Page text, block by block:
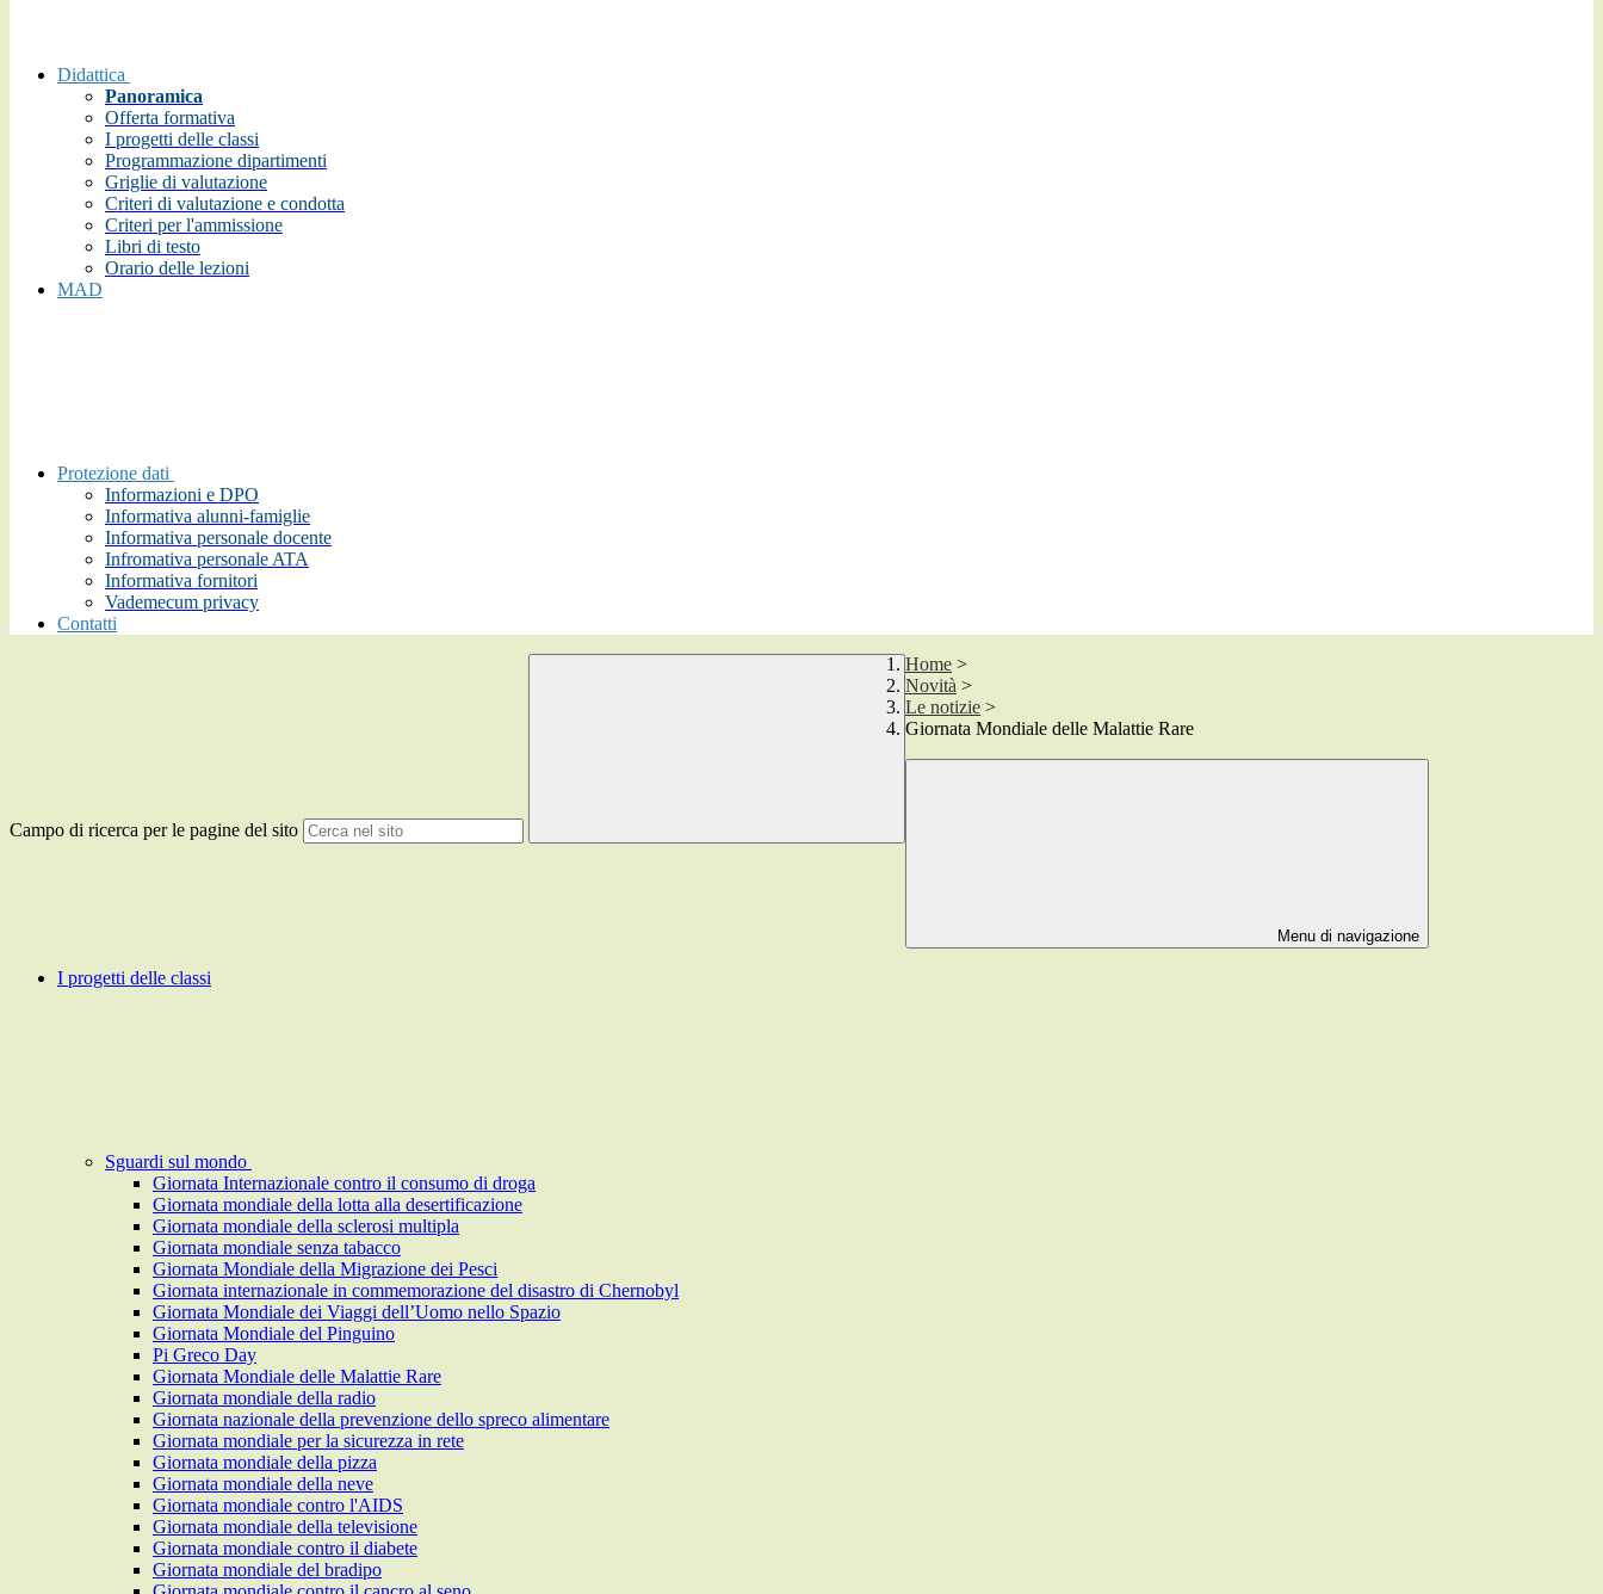
Didattica
Panoramica
Offerta formativa
I progetti delle classi
Programmazione dipartimenti
Griglie di valutazione
Criteri di valutazione e condotta
Criteri per l'ammissione
Libri di testo
Orario delle lezioni
MAD
Protezione dati
Informazioni e DPO
Informativa alunni-famiglie
Informativa personale docente
Infromativa personale ATA
Informativa fornitori
Vademecum privacy
Contatti
Campo di ricerca per le pagine del sito
Home >
Novità >
Le notizie >
Giornata Mondiale delle Malattie Rare
Menu di navigazione
I progetti delle classi
Sguardi sul mondo
Giornata Internazionale contro il consumo di droga
Giornata mondiale della lotta alla desertificazione
Giornata mondiale della sclerosi multipla
Giornata mondiale senza tabacco
Giornata Mondiale della Migrazione dei Pesci
Giornata internazionale in commemorazione del disastro di Chernobyl
Giornata Mondiale dei Viaggi dell’Uomo nello Spazio
Giornata Mondiale del Pinguino
Pi Greco Day
Giornata Mondiale delle Malattie Rare
Giornata mondiale della radio
Giornata nazionale della prevenzione dello spreco alimentare
Giornata mondiale per la sicurezza in rete
Giornata mondiale della pizza
Giornata mondiale della neve
Giornata mondiale contro l'AIDS
Giornata mondiale della televisione
Giornata mondiale contro il diabete
Giornata mondiale del bradipo